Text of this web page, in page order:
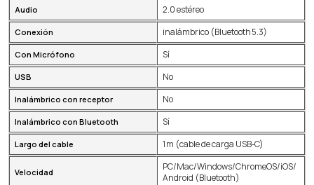
Audio 2.0 estéreo
Conexión inalámbrico (Bluetooth 5.3)
Con Micrófono Sí
USB No
Inalámbrico con receptor No
Inalámbrico con Bluetooth Sí
Largo del cable 1 m (cable de carga USB‑C)
Velocidad
PC/Mac/Windows/ChromeOS/iOS/
Android (Bluetooth)